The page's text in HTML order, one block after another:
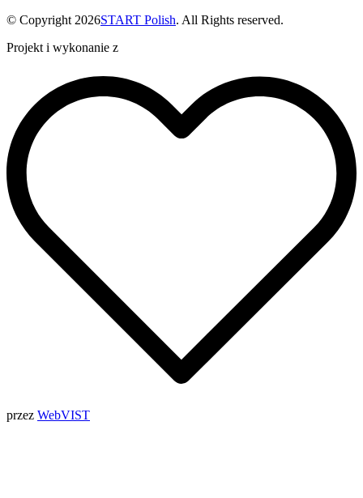
© Copyright 2026START Polish. All Rights reserved.
Projekt i wykonanie z
przez WebVIST